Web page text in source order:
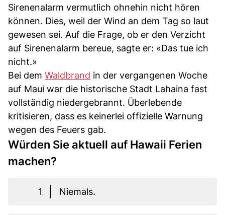
Sirenenalarm vermutlich ohnehin nicht hören
können. Dies, weil der Wind an dem Tag so laut
gewesen sei. Auf die Frage, ob er den Verzicht
auf Sirenenalarm bereue, sagte er: «Das tue ich
nicht.»
Bei dem Waldbrand in der vergangenen Woche
auf Maui war die historische Stadt Lahaina fast
vollständig niedergebrannt. Überlebende
kritisieren, dass es keinerlei offizielle Warnung
wegen des Feuers gab.
Würden Sie aktuell auf Hawaii Ferien
machen?
1 Niemals.